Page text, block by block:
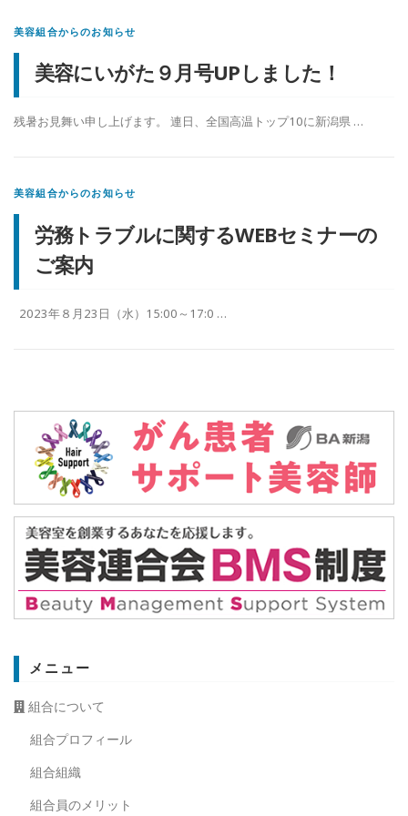
美容組合からのお知らせ
美容にいがた９月号UPしました！
残暑お見舞い申し上げます。 連日、全国高温トップ10に新潟県 …
美容組合からのお知らせ
労務トラブルに関するWEBセミナーの
ご案内
2023年８月23日（水）15:00～17:0 …
メニュー
組合について
組合プロフィール
組合組織
組合員のメリット